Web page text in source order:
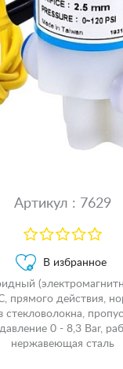
Артикул : 7629
В избранное
прямого действия,
стекловолокна,
0 - 8,3 Bar,
нержавеющая сталь